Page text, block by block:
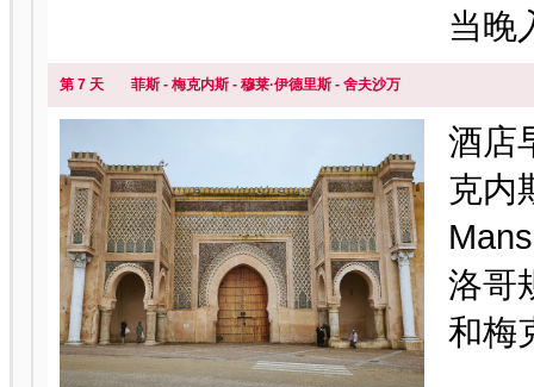
当晚
第 7 天 菲斯 - 梅克内斯 - 穆莱·伊德里斯 - 舍夫沙万
酒店
克内
洛哥
和梅